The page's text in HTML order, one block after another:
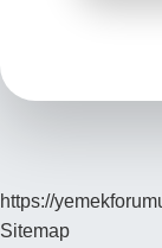
https://
Sitemap